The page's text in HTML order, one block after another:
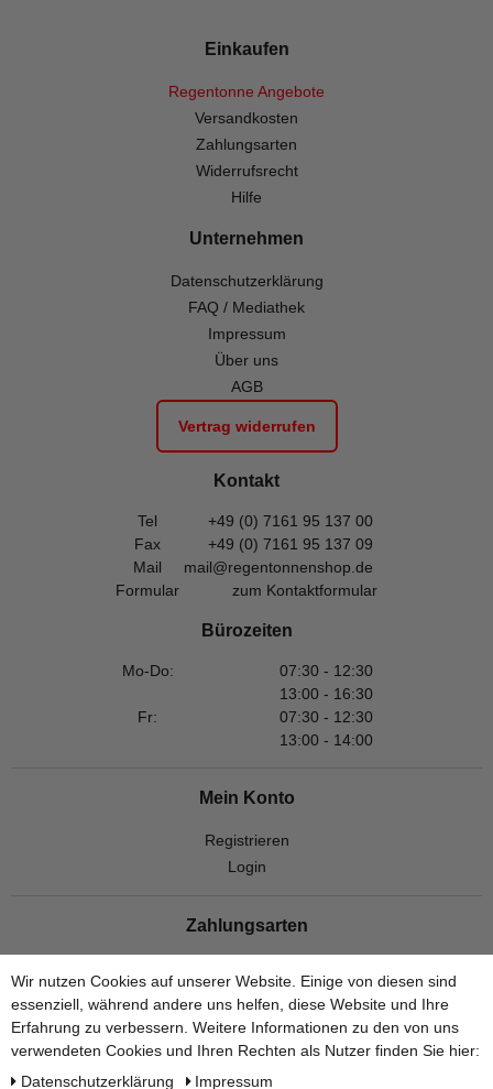
Einkaufen
Regentonne Angebote
Versandkosten
Zahlungsarten
Widerrufsrecht
Hilfe
Unternehmen
Datenschutzerklärung
FAQ / Mediathek
Impressum
Über uns
AGB
Vertrag widerrufen
Kontakt
Tel
+49 (0) 7161 95 137 00
Fax
+49 (0) 7161 95 137 09
Mail
mail@regentonnenshop.de
Formular
zum Kontaktformular
Bürozeiten
Mo-Do:
07:30 - 12:30
13:00 - 16:30
Fr:
07:30 - 12:30
13:00 - 14:00
Mein Konto
Registrieren
Login
Zahlungsarten
Versandarten
Wir nutzen Cookies auf unserer Website. Einige von diesen sind
essenziell, während andere uns helfen, diese Website und Ihre
Erfahrung zu verbessern. Weitere Informationen zu den von uns
verwendeten Cookies und Ihren Rechten als Nutzer finden Sie hier:
Daten­schutz­erklärung
Impressum